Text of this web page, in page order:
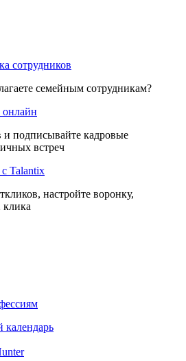
сотрудников
семейным сотрудникам?
онлайн
и подписывайте кадровые
встреч
с Talantix
настройте воронку,
клика
календарь